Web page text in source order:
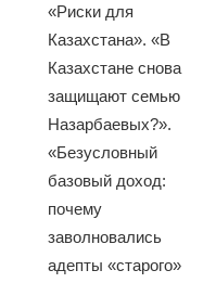
«Риски для
Казахстана». «В
Казахстане снова
защищают семью
Назарбаевых?».
«Безусловный
базовый доход:
почему
заволновались
адепты «старого»